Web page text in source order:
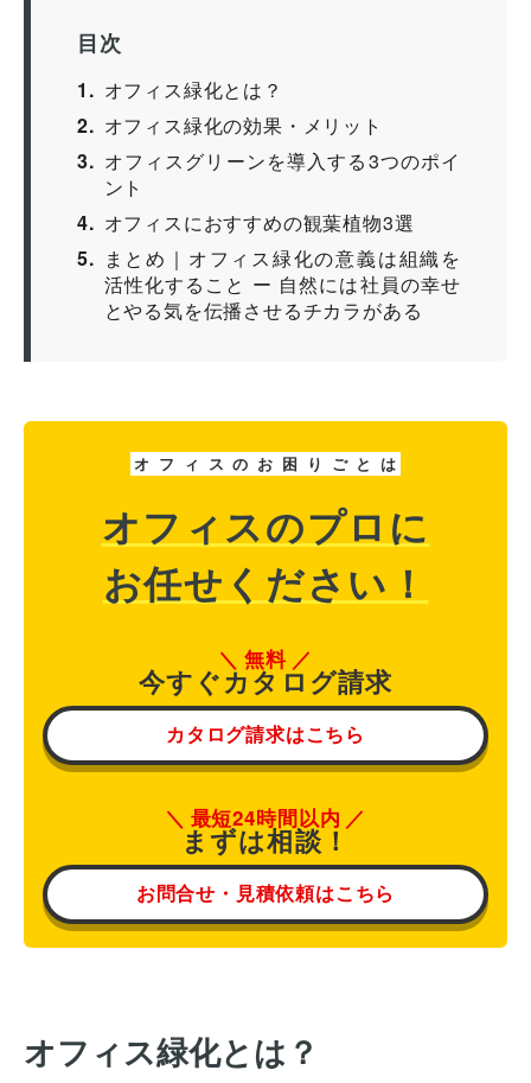
目次
1
オフィス緑化とは？
2
オフィス緑化の効果・メリット
3
オフィスグリーンを導入する3つのポイ
ント
4
オフィスにおすすめの観葉植物3選
5
まとめ｜オフィス緑化の意義は組織を
活性化すること ー 自然には社員の幸せ
とやる気を伝播させるチカラがある
オ フ ィ ス の お 困 り ご と は
オフィスのプロに
お任せください！
無料
今すぐカタログ請求
カタログ請求はこちら
最短24時間以内
まずは相談！
お問合せ・見積依頼はこちら
オフィス緑化とは？